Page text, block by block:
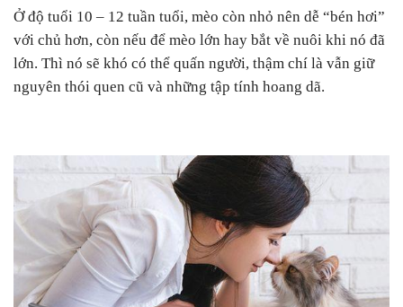
Ở độ tuổi 10 – 12 tuần tuổi, mèo còn nhỏ nên dễ “bén hơi”
với chủ hơn, còn nếu để mèo lớn hay bắt về nuôi khi nó đã
lớn. Thì nó sẽ khó có thể quấn người, thậm chí là vẫn giữ
nguyên thói quen cũ và những tập tính hoang dã.